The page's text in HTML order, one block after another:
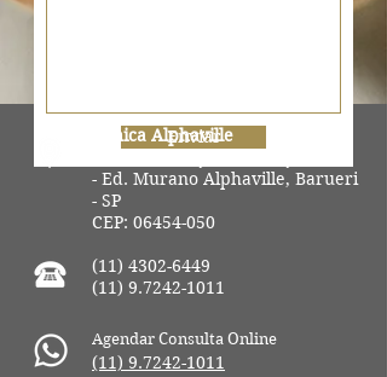
Enviar
Clínica Alphaville
- Ed. Murano Alphaville, Barueri
- SP
CEP: 06454-050
(11) 4302-6449
(11) 9.7242-1011
Agendar Consulta Online
(11) 9.7242-1011